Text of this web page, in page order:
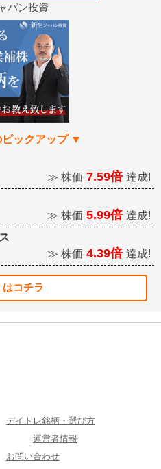
パン投資
≫ 株価 7.59倍 達成!
≫ 株価 5.99倍 達成!
≫ 株価 4.39倍 達成!
はコチラ
デイトレ銘柄・選び方
運営者情報
お問い合わせ